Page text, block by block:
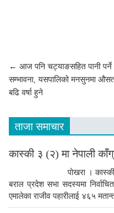
Post
navigation
← आज पनि चट्याङसहित पानी पर्ने
सम्भावना, यसपालिको मनसुनमा
बढि वर्षा हुने
ताजा समाचार
कास्की ३ (२) मा नेपाली
पाेखरा ।
बराल प्रदेश सभा सदस्यमा
एमालेका राजीव पहारीलाई ४६५